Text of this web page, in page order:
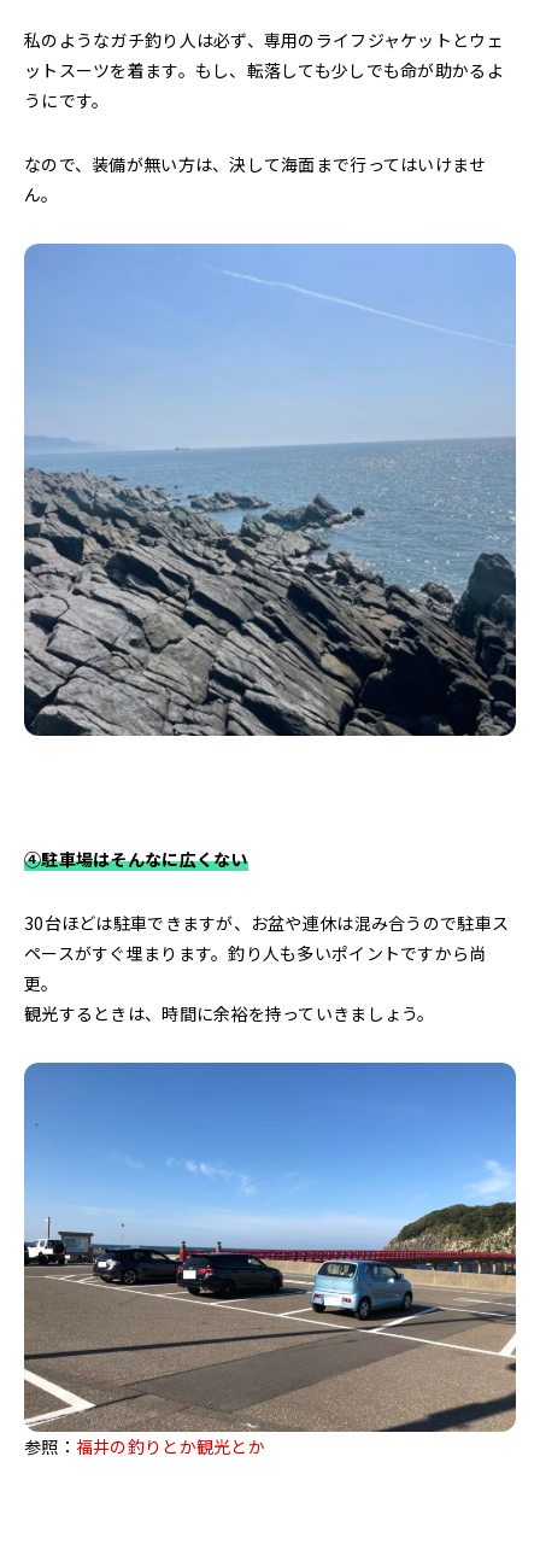
私のようなガチ釣り人は必ず、専用のライフジャケットとウェ
ットスーツを着ます。もし、転落しても少しでも命が助かるよ
うにです。
なので、装備が無い方は、決して海面まで行ってはいけませ
ん。
④駐車場はそんなに広くない
30台ほどは駐車できますが、お盆や連休は混み合うので駐車ス
ペースがすぐ埋まります。釣り人も多いポイントですから尚
更。
観光するときは、時間に余裕を持っていきましょう。
参照： 福井の釣りとか観光とか